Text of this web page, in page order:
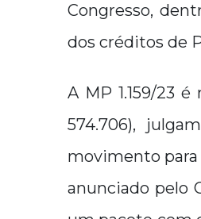
Congresso,
dos créditos de
A MP 1.159/23
574.706),
movimento para
anunciado pelo